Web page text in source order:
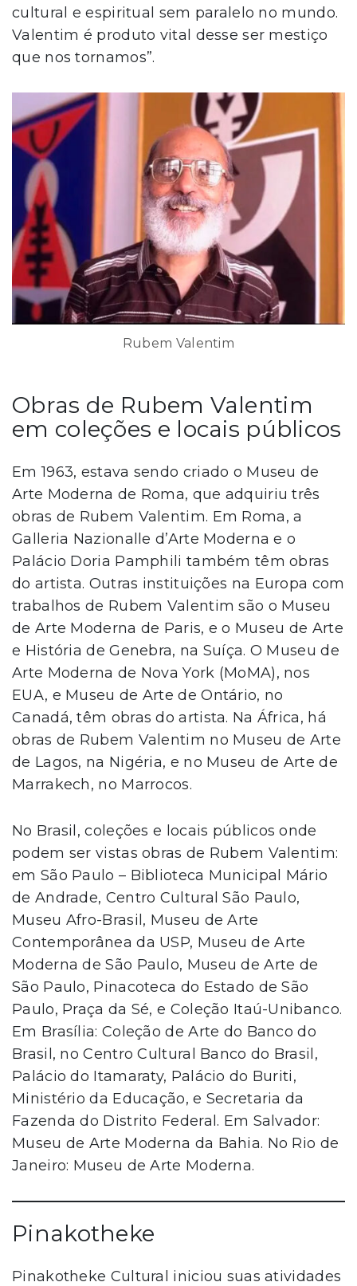
cultural e espiritual sem paralelo no mundo.
Valentim é produto vital desse ser mestiço
que nos tornamos”.
Rubem Valentim
Obras de Rubem Valentim
em coleções e locais públicos
Em 1963, estava sendo criado o Museu de
Arte Moderna de Roma, que adquiriu três
obras de Rubem Valentim. Em Roma, a
Galleria Nazionalle d’Arte Moderna e o
Palácio Doria Pamphili também têm obras
do artista. Outras instituições na Europa com
trabalhos de Rubem Valentim são o Museu
de Arte Moderna de Paris, e o Museu de Arte
e História de Genebra, na Suíça. O Museu de
Arte Moderna de Nova York (MoMA), nos
EUA, e Museu de Arte de Ontário, no
Canadá, têm obras do artista. Na África, há
obras de Rubem Valentim no Museu de Arte
de Lagos, na Nigéria, e no Museu de Arte de
Marrakech, no Marrocos.
No Brasil, coleções e locais públicos onde
podem ser vistas obras de Rubem Valentim:
em São Paulo – Biblioteca Municipal Mário
de Andrade, Centro Cultural São Paulo,
Museu Afro-Brasil, Museu de Arte
Contemporânea da USP, Museu de Arte
Moderna de São Paulo, Museu de Arte de
São Paulo, Pinacoteca do Estado de São
Paulo, Praça da Sé, e Coleção Itaú-Unibanco.
Em Brasília: Coleção de Arte do Banco do
Brasil, no Centro Cultural Banco do Brasil,
Palácio do Itamaraty, Palácio do Buriti,
Ministério da Educação, e Secretaria da
Fazenda do Distrito Federal. Em Salvador:
Museu de Arte Moderna da Bahia. No Rio de
Janeiro: Museu de Arte Moderna.
Pinakotheke
Pinakotheke Cultural iniciou suas atividades